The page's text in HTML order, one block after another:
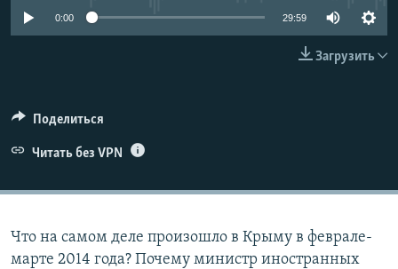
ПОБЕДИТЕЛЕЙ НЕ СУДЯТ?
УКРАИНСКАЯ ПРОБЛЕМА КРЫМА
ПРИСОЕДИНЯЙТЕСЬ!
0:00 29:59
Загрузить
Поделиться
Читать без VPN
Что на самом деле произошло в Крыму в феврале-
марте 2014 года? Почему министр иностранных